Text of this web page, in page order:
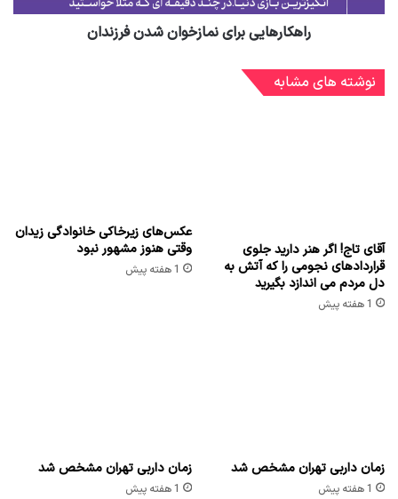
راهکارهایی برای نمازخوان شدن فرزندان
نوشته های مشابه
آقای تاج! اگر هنر دارید جلوی
قراردادهای نجومی را که آتش به
دل مردم می اندازد بگیرید
1 هفته پیش
عکس‌های زیرخاکی خانوادگی زیدان
وقتی هنوز مشهور نبود
1 هفته پیش
زمان داربی تهران مشخص شد
1 هفته پیش
زمان داربی تهران مشخص شد
1 هفته پیش